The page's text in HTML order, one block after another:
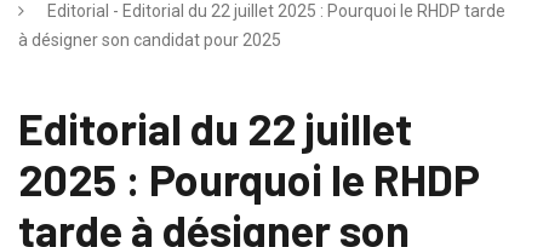
Editorial - Editorial du 22 juillet 2025 : Pourquoi le RHDP tarde
à désigner son candidat pour 2025
Editorial du 22 juillet
2025 : Pourquoi le RHDP
tarde à désigner son